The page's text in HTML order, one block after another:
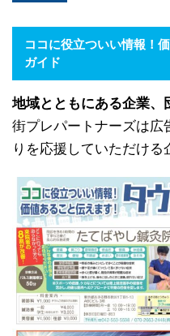
ココに役立ついい情報！
ガイド
地域とともにある企業、
街プレパートナーズは広
りを応援していただける